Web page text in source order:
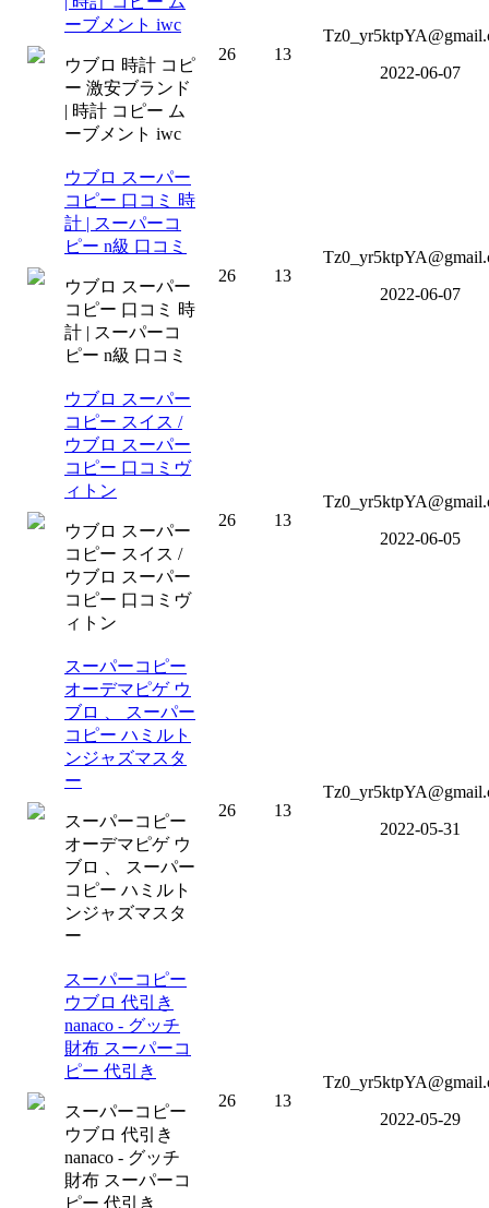
ーブメント iwc
ウブロ 時計 コピ
ー 激安ブランド
| 時計 コピー ム
ーブメント iwc
26 13
2022-06-07
ウブロ スーパー
コピー 口コミ 時
計 | スーパーコ
ピー n級 口コミ
ウブロ スーパー
コピー 口コミ 時
計 | スーパーコ
ピー n級 口コミ
26 13
2022-06-07
ウブロ スーパー
コピー スイス /
ウブロ スーパー
コピー 口コミヴ
ィトン
ウブロ スーパー
コピー スイス /
ウブロ スーパー
コピー 口コミヴ
ィトン
26 13
2022-06-05
スーパーコピー
オーデマピゲ ウ
ブロ 、 スーパー
コピー ハミルト
ンジャズマスタ
ー
スーパーコピー
オーデマピゲ ウ
ブロ 、 スーパー
コピー ハミルト
ンジャズマスタ
ー
26 13
2022-05-31
スーパーコピー
ウブロ 代引き
nanaco - グッチ
財布 スーパーコ
ピー 代引き
スーパーコピー
ウブロ 代引き
nanaco - グッチ
財布 スーパーコ
ピー 代引き
26 13
2022-05-29